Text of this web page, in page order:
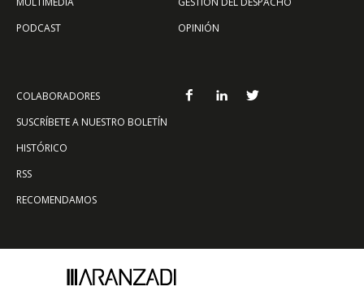
PODCAST
OPINIÓN
COLABORADORES
SUSCRÍBETE A NUESTRO BOLETÍN
HISTÓRICO
RSS
RECOMENDAMOS